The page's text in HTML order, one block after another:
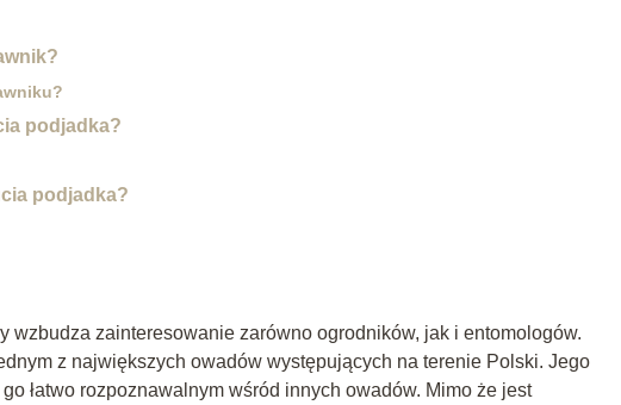
podjadka?
podjadka?
wzbudza zainteresowanie zarówno ogrodników, jak i entomologów.
z największych owadów występujących na terenie Polski. Jego
łatwo rozpoznawalnym wśród innych owadów. Mimo że jest